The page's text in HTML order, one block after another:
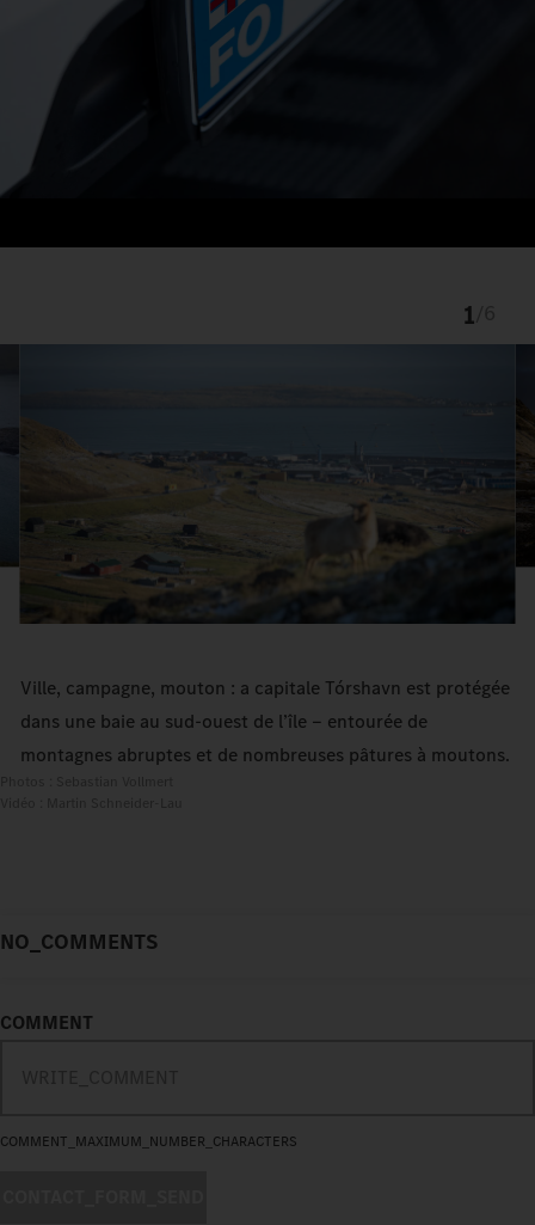
1
Ville, campagne, mouton : a capitale Tórshavn est protégée
dans une baie au sud-ouest de l’île − entourée de
montagnes abruptes et de nombreuses pâtures à moutons.
NO_COMMENTS
COMMENT
COMMENT_MAXIMUM_NUMBER_CHARACTERS